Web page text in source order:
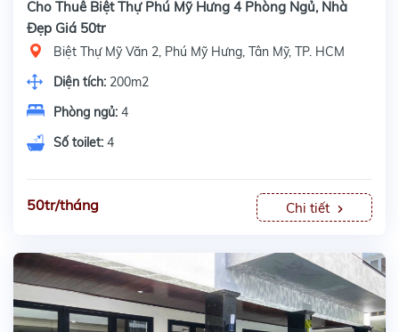
Cho Thuê Biệt Thự Phú Mỹ Hưng 4 Phòng Ngủ, Nhà
Đẹp Giá 50tr
Biệt Thự Mỹ Văn 2, Phú Mỹ Hưng, Tân Mỹ, TP. HCM
Diện tích: 200m2
Phòng ngủ: 4
Số toilet: 4
50tr/tháng Chi tiết